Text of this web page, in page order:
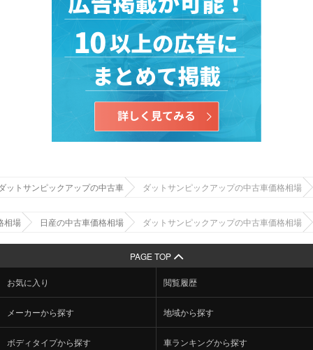
ットサンピックアップの中古車 ダットサンピックアップの中古車価格相場
相場 日産の中古車価格相場 ダットサンピックアップの中古車価格相場
PAGE TOP
お気に入り 閲覧履歴
メーカーから探す 地域から探す
ボディタイプから探す 車ランキングから探す